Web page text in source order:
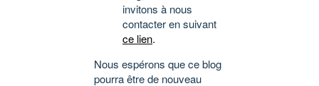
invitons à nous
contacter en suivant
ce lien.
Nous espérons que ce blog
pourra être de nouveau